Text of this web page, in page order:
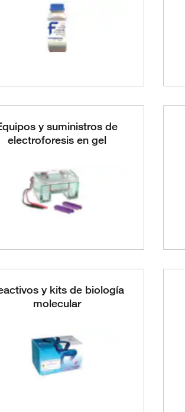
y suministros de
electroforesis en gel
y kits de biología
molecular